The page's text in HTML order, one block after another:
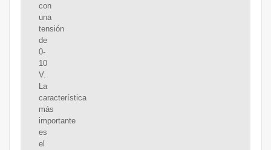
con
una
tensión
de
0-
10
V.
La
característica
más
importante
es
el